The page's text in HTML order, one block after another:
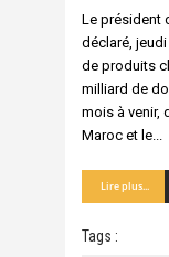
Le président
déclaré,
de produits
milliard de
mois à venir,
Maroc et le
Lire plus...
Tags :